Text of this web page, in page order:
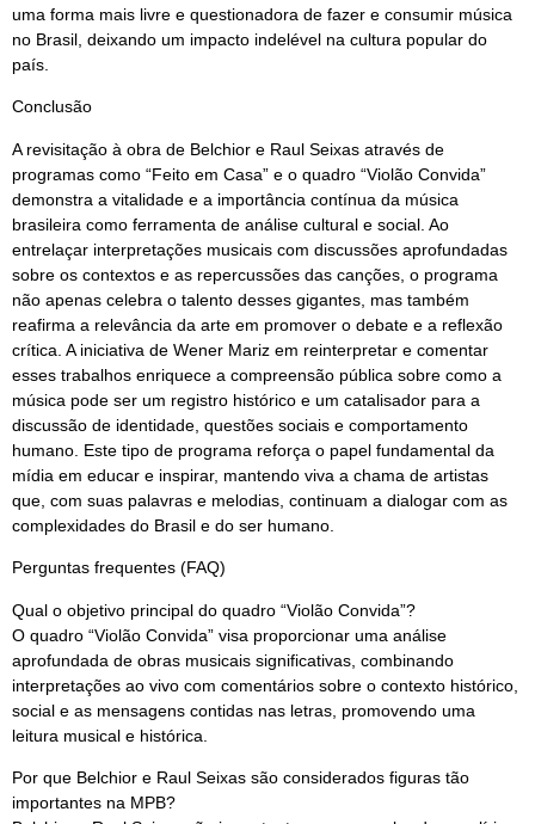
uma forma mais livre e questionadora de fazer e consumir música
no Brasil, deixando um impacto indelével na cultura popular do
país.
Conclusão
A revisitação à obra de Belchior e Raul Seixas através de
programas como “Feito em Casa” e o quadro “Violão Convida”
demonstra a vitalidade e a importância contínua da música
brasileira como ferramenta de análise cultural e social. Ao
entrelaçar interpretações musicais com discussões aprofundadas
sobre os contextos e as repercussões das canções, o programa
não apenas celebra o talento desses gigantes, mas também
reafirma a relevância da arte em promover o debate e a reflexão
crítica. A iniciativa de Wener Mariz em reinterpretar e comentar
esses trabalhos enriquece a compreensão pública sobre como a
música pode ser um registro histórico e um catalisador para a
discussão de identidade, questões sociais e comportamento
humano. Este tipo de programa reforça o papel fundamental da
mídia em educar e inspirar, mantendo viva a chama de artistas
que, com suas palavras e melodias, continuam a dialogar com as
complexidades do Brasil e do ser humano.
Perguntas frequentes (FAQ)
Qual o objetivo principal do quadro “Violão Convida”?
O quadro “Violão Convida” visa proporcionar uma análise
aprofundada de obras musicais significativas, combinando
interpretações ao vivo com comentários sobre o contexto histórico,
social e as mensagens contidas nas letras, promovendo uma
leitura musical e histórica.
Por que Belchior e Raul Seixas são considerados figuras tão
importantes na MPB?